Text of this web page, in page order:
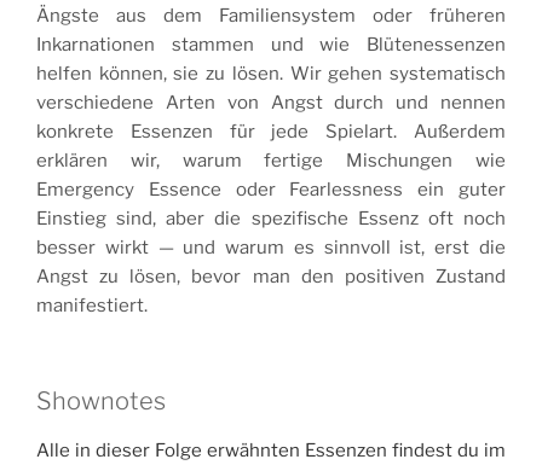
Ängste aus dem Familiensystem oder früheren
Inkarnationen stammen und wie Blütenessenzen
helfen können, sie zu lösen. Wir gehen systematisch
verschiedene Arten von Angst durch und nennen
konkrete Essenzen für jede Spielart. Außerdem
erklären wir, warum fertige Mischungen wie
Emergency Essence oder Fearlessness ein guter
Einstieg sind, aber die spezifische Essenz oft noch
besser wirkt — und warum es sinnvoll ist, erst die
Angst zu lösen, bevor man den positiven Zustand
manifestiert.
Shownotes
Alle in dieser Folge erwähnten Essenzen findest du im